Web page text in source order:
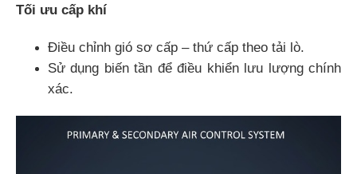
Tối ưu cấp khí
Điều chỉnh gió sơ cấp – thứ cấp theo tải lò.
Sử dụng biến tần để điều khiển lưu lượng chính
xác.